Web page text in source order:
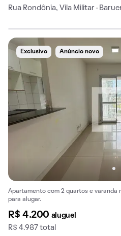
Rua Rondônia, Vila Militar ·
Exclusivo Anúncio novo
Apartamento com 2 quartos e varanda
para alugar.
R$ 4.200 aluguel
R$ 4.987 total